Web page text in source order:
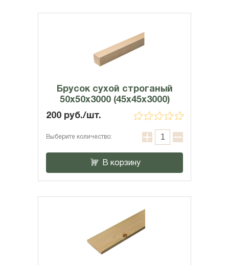
Брусок сухой строганый
50х50х3000 (45x45x3000)
200 руб./шт.
Выберите количество:
В корзину